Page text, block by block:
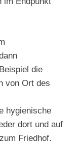
die
von Ort des
hygienische
dort und auf
Friedhof.